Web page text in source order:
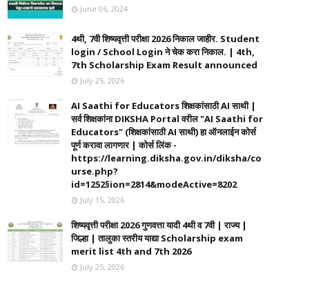
June 06, 2024
4थी, 7वी शिष्यवृत्ती परीक्षा 2026 निकाल जाहीर. Student
login / School Login ने चेक करा निकाल. | 4th,
7th Scholarship Exam Result announced
July 25, 2026
AI Saathi for Educators शिक्षकांसाठी AI साथी |
सर्व शिक्षकांना DIKSHA Portal वरील "AI Saathi for
Educators" (शिक्षकांसाठी AI साथी) हा ऑनलाईन कोर्स
पूर्ण करावा लागणार | कोर्स लिंक -
https://learning.diksha.gov.in/diksha/co
urse.php?
id=1252§ion=2814&modeActive=8202
July 15, 2026
शिष्यवृत्ती परीक्षा 2026 गुणवत्ता यादी 4थी व 7वी | राज्य |
जिल्हा | तालुका स्तरीय याद्या Scholarship exam
merit list 4th and 7th 2026
July 25, 2026